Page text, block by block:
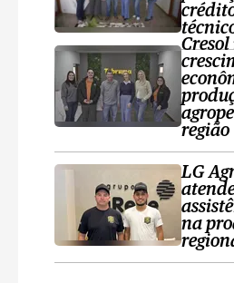
região
LG
na